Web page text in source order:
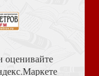
бумвинил)